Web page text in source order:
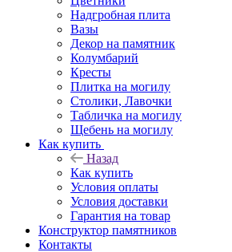
Надгробная плита
Вазы
Декор на памятник
Колумбарий
Кресты
Плитка на могилу
Столики, Лавочки
Табличка на могилу
Щебень на могилу
Как купить
Назад
Как купить
Условия оплаты
Условия доставки
Гарантия на товар
Конструктор памятников
Контакты